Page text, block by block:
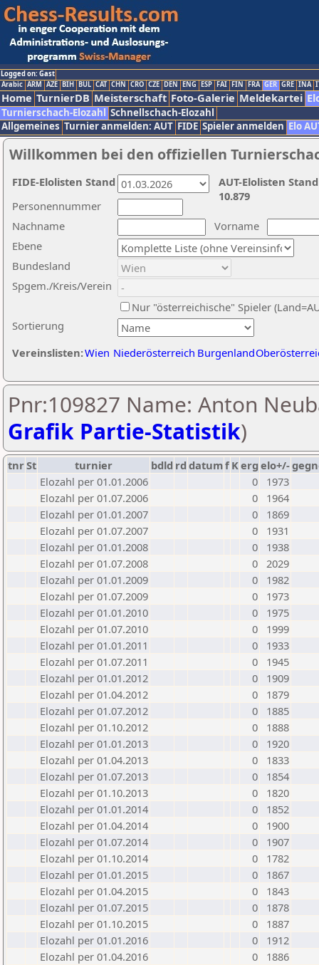
Logged on: Gast
Arabic ARM AZE BIH BUL CAT CHN CRO CZE DEN ENG ESP FAI FIN FRA GER GRE INA
Home TurnierDB Meisterschaft Foto-Galerie Meldekartei
Turnierschach-Elozahl Schnellschach-Elozahl
Allgemeines Turnier anmelden: AUT FIDE Spieler anmelden Elo
Willkommen bei den offiziellen
Nachname
Vorname
Ebene
Sortierung
Personennummer
Bundesland
Spgem./Kreis/Verein
Nur "österreichische" Spieler
Vereinslisten:Wien Niederösterreich Burgenland
AUT-Elolisten
10.879
FIDE-Elolisten Stand
Pnr:109827 Name: Anton
Grafik Partie-Statistik)
tnrSt turnier bdld rd datumf Kerg elo+/-
Elozahl per 01.01.2006
0
1973
Elozahl per 01.07.2006
0
1964
Elozahl per 01.01.2007
0
1869
Elozahl per 01.07.2007
0
1931
Elozahl per 01.01.2008
0
1938
Elozahl per 01.07.2008
0 2029
Elozahl per 01.01.2009
0
1982
Elozahl per 01.07.2009
0
1973
Elozahl per 01.01.2010
0
1975
Elozahl per 01.07.2010
0
1999
Elozahl per 01.01.2011
0
1933
Elozahl per 01.07.2011
0
1945
Elozahl per 01.01.2012
0
1909
Elozahl per 01.04.2012
0
1879
Elozahl per 01.07.2012
0
1885
Elozahl per 01.10.2012
0
1888
Elozahl per 01.01.2013
0
1920
Elozahl per 01.04.2013
0
1833
Elozahl per 01.07.2013
0
1854
Elozahl per 01.10.2013
0
1820
Elozahl per 01.01.2014
0
1852
Elozahl per 01.04.2014
0
1900
Elozahl per 01.07.2014
0
1907
Elozahl per 01.10.2014
0
1782
Elozahl per 01.01.2015
0
1867
Elozahl per 01.04.2015
0
1843
Elozahl per 01.07.2015
0
1878
Elozahl per 01.10.2015
0
1887
Elozahl per 01.01.2016
0
1912
Elozahl per 01.04.2016
0
1886